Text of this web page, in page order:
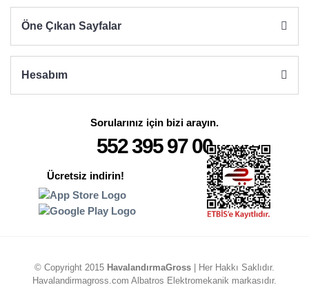
Öne Çıkan Sayfalar
Hesabım
Sorularınız için bizi arayın.
552 395 97 00
Ücretsiz indirin!
© Copyright 2015 HavalandırmaGross | Her Hakkı Saklıdır.
Havalandirmagross.com Albatros Elektromekanik markasıdır.